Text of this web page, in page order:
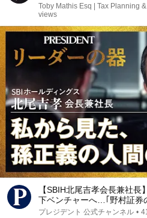
Toby Mathis Esq | Tax Planning
views
【SBIH北尾吉孝会長兼社
下ベンチャーへ…｢野村証券
た孫正義の異常すぎる一言
プレジデント 公式チャンネル •